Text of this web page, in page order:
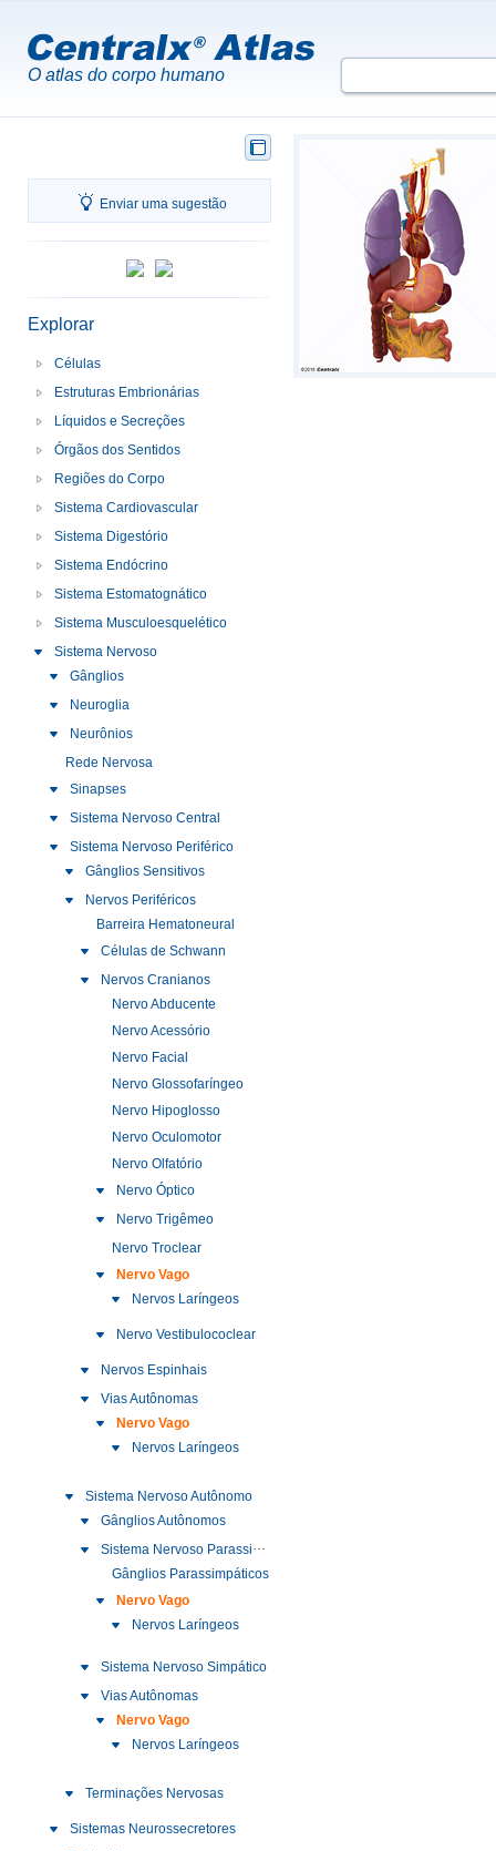
O atlas do corpo humano
Enviar uma sugestão
Explorar
Células
Estruturas Embrionárias
Líquidos e Secreções
Órgãos dos Sentidos
Regiões do Corpo
Sistema Cardiovascular
Sistema Digestório
Sistema Endócrino
Sistema Estomatognático
Sistema Musculoesquelético
Sistema Nervoso
Gânglios
Neuroglia
Neurônios
Rede Nervosa
Sinapses
Sistema Nervoso Central
Sistema Nervoso Periférico
Gânglios Sensitivos
Nervos Periféricos
Barreira Hematoneural
Células de Schwann
Nervos Cranianos
Nervo Abducente
Nervo Acessório
Nervo Facial
Nervo Glossofaríngeo
Nervo Hipoglosso
Nervo Oculomotor
Nervo Olfatório
Nervo Óptico
Nervo Trigêmeo
Nervo Troclear
Nervo Vago
Nervos Laríngeos
Nervo Vestibulococlear
Nervos Espinhais
Vias Autônomas
Nervo Vago
Nervos Laríngeos
Sistema Nervoso Autônomo
Gânglios Autônomos
Sistema Nervoso Parassimpático
Gânglios Parassimpáticos
Nervo Vago
Nervos Laríngeos
Sistema Nervoso Simpático
Vias Autônomas
Nervo Vago
Nervos Laríngeos
Terminações Nervosas
Sistemas Neurossecretores